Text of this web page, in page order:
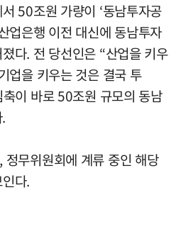
50조원 가량이 ‘동남투자공
업은행 이전 대신에 동남투자
다. 전 당선인은 “산업을 키우
업을 키우는 것은 결국 투
이 바로 50조원 규모의 동남
정무위원회에 계류 중인 해당
다.